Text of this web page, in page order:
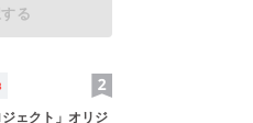
る
ェクト」オリジ